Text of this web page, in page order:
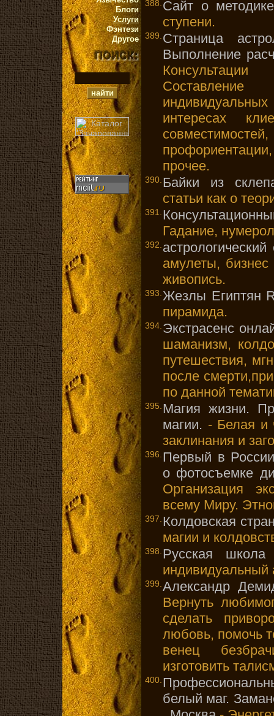
Блоги
Услуги
Фэнтези
Другое
388. Сайт о
ступени.
389. Страница
Выполнение
интересах
прочее.
390. Байки из
статьи как о
391.
Гадание,
392. астрологический
амулеты, бизнес
живопись.
393. Жезлы Египтян
пирамида.
394. Экстрасенс
шаманизм,
путешествия,
после
по данной
395. Магия жизни.
магии. - Белая и
заклинания и
396. Первый в
о фотосъемке
Организация
всему Миру.
397. Колдовская
магии и
398. Русская школа
индивидуальный
399. Александр
Вернуть
сделать
любовь, помочь
венец
изготовить
400.
белый маг.